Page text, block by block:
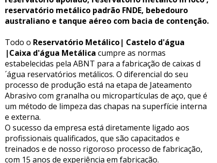
reservatório metálico padrão FNDE, bebedouro
australiano e tanque aéreo com bacia de contenção.
Todo o Reservatório Metálico| Castelo d'água
|Caixa d'água Metálica cumpre as normas
estabelecidas pela ABNT para a fabricação de caixas d
´água reservatórios metálicos. O diferencial do seu
processo de produção está na etapa de Jateamento
Abrasivo com granalha ou micropartículas de aço, que é
um método de limpeza das chapas na superfície interna
e externa.
O sucesso da empresa está diretamente ligado aos
profissionais qualificados, que são capacitados e
treinados e de nosso rigoroso processo de fabricação,
com 15 anos de experiência em fabricação.